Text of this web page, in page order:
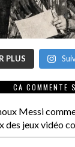
PLUS
CA COMMENTE
Messi
des jeux vidéo